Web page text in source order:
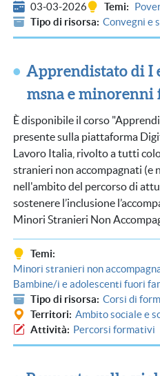
03-03-2026 Temi
Tipo di risorsa Convegni e
Apprendistato di I
msna e
Èdisponibile il corso
presente sulla piattaforma
Lavoro Italia, rivolto a tutti
stranieri non accompagnati (e
nell'ambito del percorso di
sostenere l’inclusione
Minori Stranieri Non
Temi
Minori stranieri non
Bambine/i e adolescenti fuori
Tipo di risorsa Corsi di
Territori Ambito sociale e
Attività
Percorsi formativi